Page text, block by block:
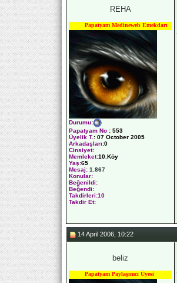
REHA
Papatyam Medineweb Emekdarı
Durumu:
Papatyam No : 553
Üyelik T.: 07 October 2005
Arkadaşları:0
Cinsiyet:
Memleket:10.Köy
Yaş:65
Mesaj: 1.867
Konular:
Beğenildi:
Beğendi:
Takdirleri:10
Takdir Et:
14 April 2006, 10:22
beliz
Papatyam Paylaşımcı Üyesi